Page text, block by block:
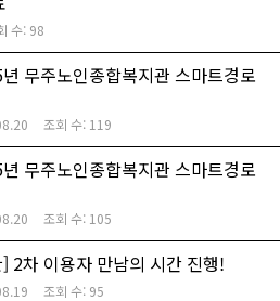
수: 98
무주노인종합복지관 스마트경로
조회 수: 119
무주노인종합복지관 스마트경로
조회 수: 105
2차 이용자 만남의 시간 진행!
조회 수: 95